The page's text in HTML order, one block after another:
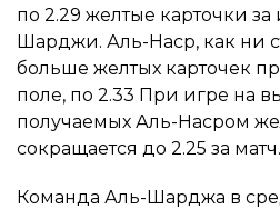
по 2.29 желтые карточки
Шарджи. Аль-Наср, как ни
больше желтых карточек
поле, по 2.33 При игре на
получаемых Аль-Насром
сокращается до 2.25 за матч.
Команда Аль-Шарджа в